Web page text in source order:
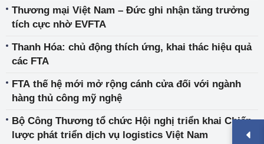
Đồng
Thương mại Việt Nam – Đức ghi nhận tăng trưởng
tích cực nhờ EVFTA
Thanh Hóa: chủ động thích ứng, khai thác hiệu quả
các FTA
FTA thế hệ mới mở rộng cánh cửa đối với ngành
hàng thủ công mỹ nghệ
Bộ Công Thương tổ chức Hội nghị triển khai Chiến
lược phát triển dịch vụ logistics Việt Nam